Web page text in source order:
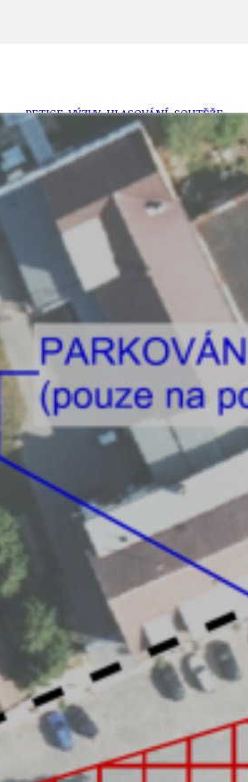
PETICE, VÝZVY, HLASOVÁNÍ, SOUTĚŽE
POZVÁNKY
PRAHA UDRŽITELNÁ
PRAŽSKÉ STAVEBNÍ PŘEDPISY
PŘELOŽKA I/12 A STAVBA 511
PŘEVZATÉ ZPRÁVY Z ÚŘADU MČ PRAHA 21
SKAUTSKÁ KLUBOVNA